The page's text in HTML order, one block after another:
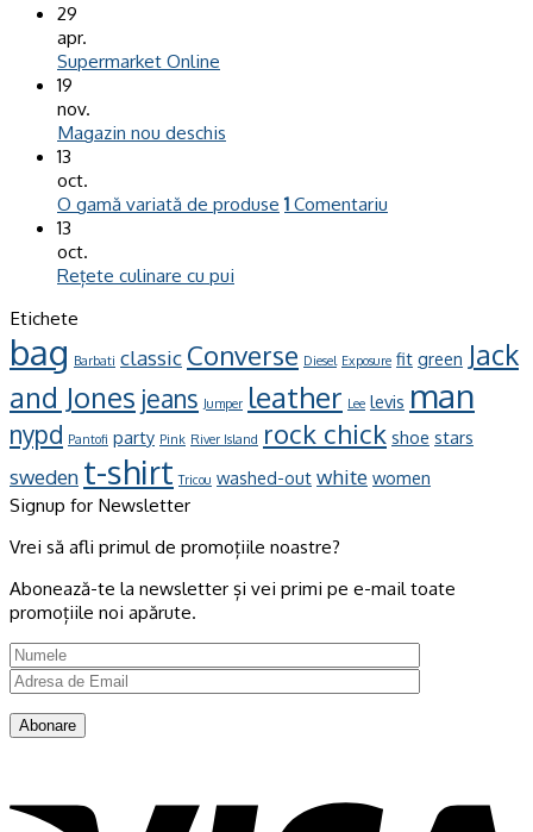
29
apr.
Supermarket Online
19
nov.
Magazin nou deschis
13
oct.
O gamă variată de produse 1 Comentariu
13
oct.
Rețete culinare cu pui
Etichete
bag Barbati classic Converse Diesel Exposure fit green Jack
and Jones jeans Jumper leather Lee levis man
nypd Pantofi party Pink River Island rock chick shoe stars
sweden t-shirt Tricou washed-out white women
Signup for Newsletter
Vrei să afli primul de promoțiile noastre?
Abonează-te la newsletter și vei primi pe e-mail toate
promoțiile noi apărute.